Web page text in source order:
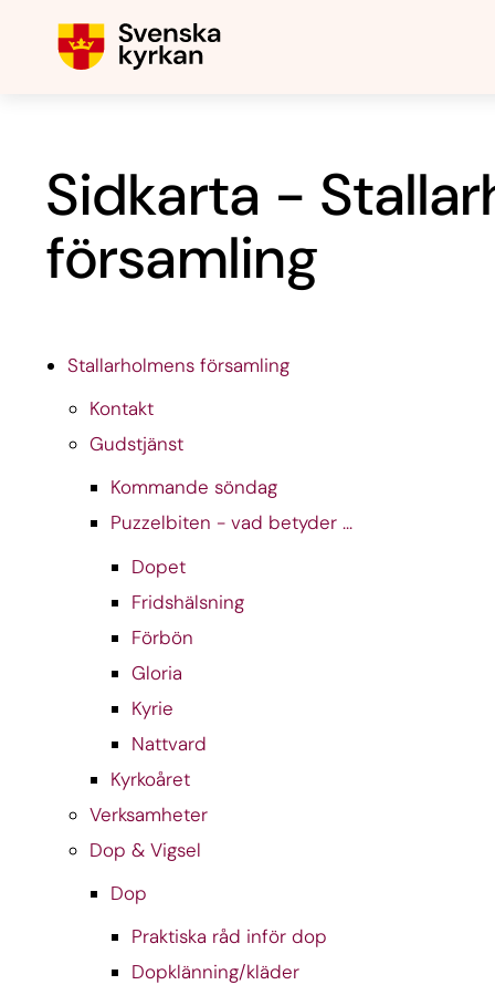
Sidkarta -
församling
Stallarholmens församling
Kontakt
Gudstjänst
Kommande söndag
Puzzelbiten - vad betyder ...
Dopet
Fridshälsning
Förbön
Gloria
Kyrie
Nattvard
Kyrkoåret
Verksamheter
Dop & Vigsel
Dop
Praktiska råd inför dop
Dopklänning/kläder